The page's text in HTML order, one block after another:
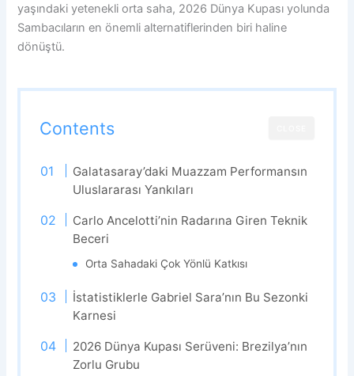
yaşındaki yetenekli orta saha, 2026 Dünya Kupası yolunda
Sambacıların en önemli alternatiflerinden biri haline
dönüştü.
Contents
Galatasaray’daki Muazzam Performansın
Uluslararası Yankıları
Carlo Ancelotti’nin Radarına Giren Teknik
Beceri
Orta Sahadaki Çok Yönlü Katkısı
İstatistiklerle Gabriel Sara’nın Bu Sezonki
Karnesi
2026 Dünya Kupası Serüveni: Brezilya’nın
Zorlu Grubu